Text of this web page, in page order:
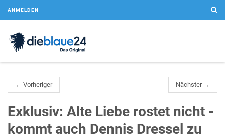
ANMELDEN
← Vorheriger Nächster →
Exklusiv: Alte Liebe rostet nicht -
kommt auch Dennis Dressel zu